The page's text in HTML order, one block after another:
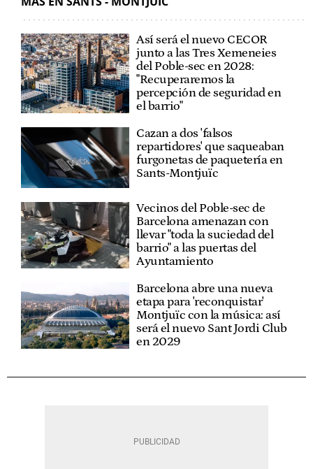
Así será el nuevo CECOR
junto a las Tres Xemeneies
del Poble-sec en 2028:
"Recuperaremos la
percepción de seguridad en
el barrio"
Cazan a dos 'falsos
repartidores' que saqueaban
furgonetas de paquetería en
Sants-Montjuïc
Vecinos del Poble-sec de
Barcelona amenazan con
llevar "toda la suciedad del
barrio" a las puertas del
Ayuntamiento
Barcelona abre una nueva
etapa para 'reconquistar'
Montjuïc con la música: así
será el nuevo Sant Jordi Club
en 2029